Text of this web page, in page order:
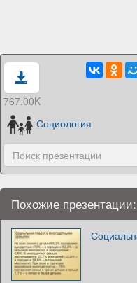
767.00K
Социология
Похожие презентации: